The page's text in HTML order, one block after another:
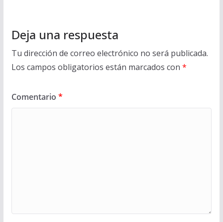
Deja una respuesta
Tu dirección de correo electrónico no será publicada.
Los campos obligatorios están marcados con *
Comentario *